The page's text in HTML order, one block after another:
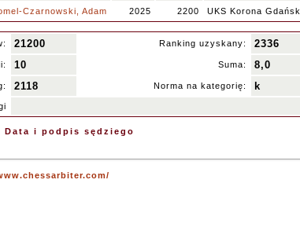
Czarnowski, Adam 2025 2200 UKS Korona Gdańsk
21200 Ranking uzyskany: 2336
10 Suma: 8,0
2118 Norma na kategorię: k
Data i podpis sędziego